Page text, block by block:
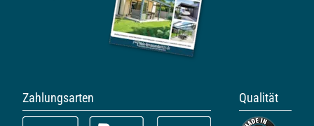
Zahlungsarten Qualität